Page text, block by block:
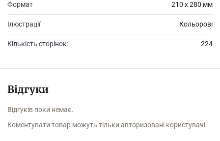
Формат 210 х 280 мм
Ілюстрації Кольорові
Кількість сторінок: 224
Відгуки
Відгуків поки немає.
Коментувати товар можуть тільки авторизовані користувачі.